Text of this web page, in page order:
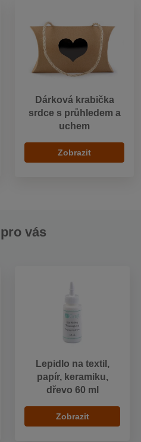
Dárková krabička
srdce s průhledem a
uchem
Zobrazit
vás
Lepidlo na textil,
papír, keramiku,
dřevo 60 ml
Zobrazit